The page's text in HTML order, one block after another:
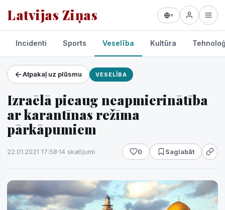
Latvijas Ziņas ▾
Projekti un pakalpojumi
Laikapstākļi
Incidenti Sports Veselība Kultūra
Atpakaļ uz plūsmu VESELĪBA
Izraēlā pieaug neapmierinātība
ar karantīnas režīma
pārkāpumiem
22.01.2021 17:58·14 skatījumi 0 Saglabāt